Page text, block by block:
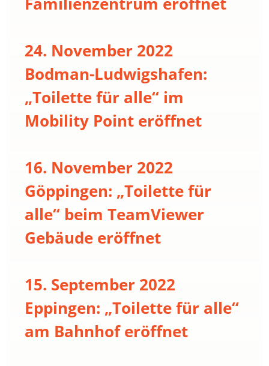
24. November 2022
Bodman-Ludwigshafen:
„Toilette für alle“ im
Mobility Point eröffnet
16. November 2022
Göppingen: „Toilette für
alle“ beim TeamViewer
Gebäude eröffnet
15. September 2022
Eppingen: „Toilette für alle“
am Bahnhof eröffnet